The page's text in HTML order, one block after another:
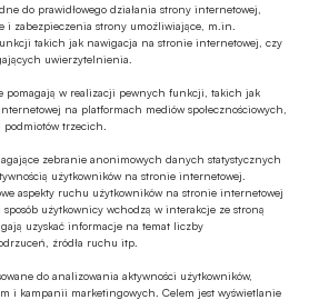
do prawidłowego działania strony internetowej,
i zabezpieczenia strony umożliwiające, m.in.
takich jak nawigacja na stronie internetowej, czy
uwierzytelnienia.
pomagają w realizacji pewnych funkcji, takich jak
na platformach mediów społecznościowych,
trzecich.
zebranie anonimowych danych statystycznych
użytkowników na stronie internetowej.
aspekty ruchu użytkowników na stronie internetowej
użytkownicy wchodzą w interakcje ze stroną
uzyskać informacje na temat liczby
źródła ruchu itp.
do analizowania aktywności użytkowników,
i kampanii marketingowych. Celem jest wyświetlanie
w maju 2021 r. przez
& Partners metodą łączoną
18-54 lata) i CATI (osoby w
na ogólnopolskiej próbie
którzy na co dzień częściej
gotówkowych niż